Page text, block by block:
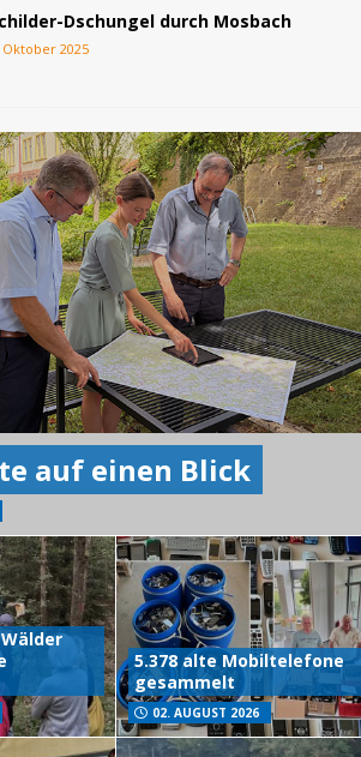
Dschungel durch Mosbach
Oktober 2025
auf einen Blick
5.378 alte Mobiltelefone
gesammelt
02. AUGUST 2026